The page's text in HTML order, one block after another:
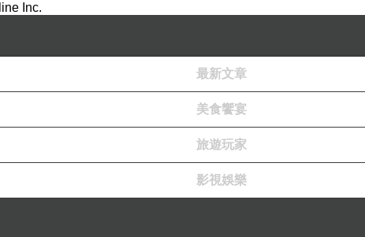
來是長什麼樣子，順便買些她想吃的菜；結果呢？媽媽才在
出門前死不肯上廁所的小孩又打算在奇怪的地方說她要尿尿了。
音。
Inc.
最新文章
美食饗宴
旅遊玩家
影視娛樂